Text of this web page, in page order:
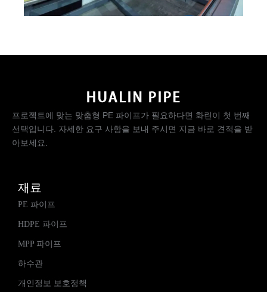
프로젝트에 맞는 맞춤형 PE 파이프가 필요하다면 화린이 첫 번째
선택입니다. 자세한 요구 사항을 보내 주시면 지금 바로 견적을 받
아보세요.
재료
PE 파이프
HDPE 파이프
MPP 파이프
하수관
개인정보 보호정책